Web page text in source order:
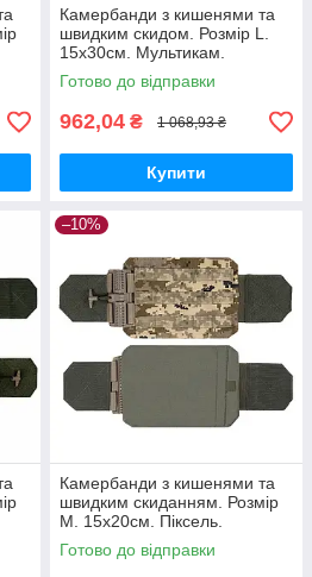
Камербанди з кишенями та
швидким скидом. Розмір L.
15х30см. Мультикам.
Комплект з 2 шт.
Готово до відправки
962,04 ₴ 1 068,93 ₴
Купити
–10%
Камербанди з кишенями та
швидким скиданням. Розмір
M. 15х20см. Піксель.
Комплект з 2 шт.
Готово до відправки